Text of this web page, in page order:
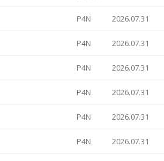
P4N 2026.07.31
P4N 2026.07.31
P4N 2026.07.31
P4N 2026.07.31
P4N 2026.07.31
P4N 2026.07.31